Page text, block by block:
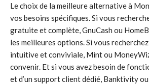
Le choix de la meilleure alternative à
vos besoins spécifiques. Si vous
gratuite et complète, GnuCash ou
les meilleures options. Si vous
intuitive et conviviale, Mint ou
convenir. Et si vous avez besoin de
et d’un support client dédié, Banktivity